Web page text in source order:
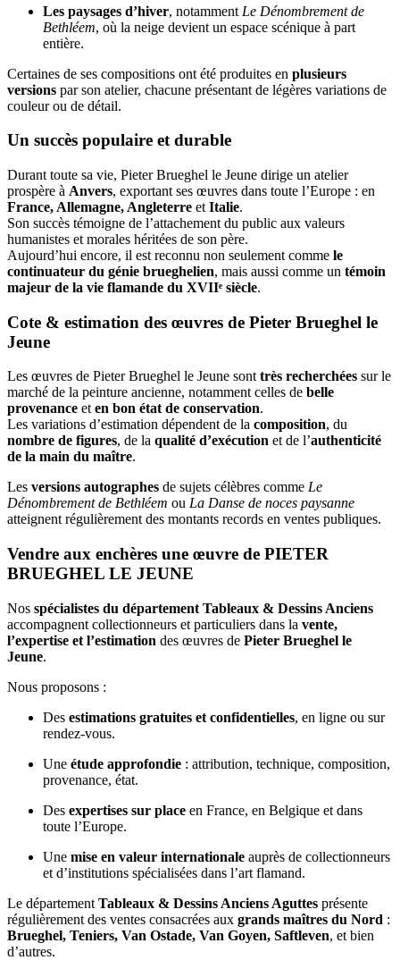
Les paysages d’hiver, notamment Le Dénombrement de
Bethléem, où la neige devient un espace scénique à part
entière.
Certaines de ses compositions ont été produites en plusieurs
versions par son atelier, chacune présentant de légères variations de
couleur ou de détail.
Un succès populaire et durable
Durant toute sa vie, Pieter Brueghel le Jeune dirige un atelier
prospère à Anvers, exportant ses œuvres dans toute l’Europe : en
France, Allemagne, Angleterre et Italie.
Son succès témoigne de l’attachement du public aux valeurs
humanistes et morales héritées de son père.
Aujourd’hui encore, il est reconnu non seulement comme le
continuateur du génie brueghelien, mais aussi comme un témoin
majeur de la vie flamande du XVIIᵉ siècle.
Cote & estimation des œuvres de Pieter Brueghel le
Jeune
Les œuvres de Pieter Brueghel le Jeune sonttrès recherchées sur le
marché de la peinture ancienne, notamment celles de belle
provenance eten bon état de conservation.
Les variations d’estimation dépendent de la composition, du
nombre de figures, de la qualité d’exécution et de l’authenticité
de la main du maître.
Les versions autographes de sujets célèbres comme Le
Dénombrement de Bethléem ou La Danse de noces paysanne
atteignent régulièrement des montants records en ventes publiques.
Vendre aux enchères une œuvre de PIETER
BRUEGHEL LE JEUNE
Nos spécialistes du département Tableaux & Dessins Anciens
accompagnent collectionneurs et particuliers dans la vente,
l’expertise et l’estimation des œuvres de Pieter Brueghel le
Jeune.
Nous proposons :
Des estimations gratuites et confidentielles, en ligne ou sur
rendez-vous.
Une étude approfondie : attribution, technique, composition,
provenance, état.
Des expertises sur place en France, en Belgique et dans
toute l’Europe.
Une mise en valeur internationale auprès de collectionneurs
et d’institutions spécialisées dans l’art flamand.
Le département Tableaux & Dessins Anciens Aguttes présente
régulièrement des ventes consacrées aux grands maîtres du Nord :
Brueghel, Teniers, Van Ostade, Van Goyen, Saftleven, et bien
d’autres.